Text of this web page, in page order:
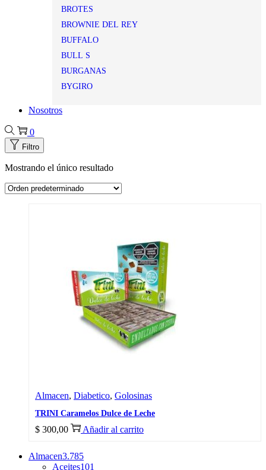
BROTES
BROWNIE DEL REY
BUFFALO
BULL S
BURGANAS
BYGIRO
Nosotros
0
Filtro
Mostrando el único resultado
Almacen, Diabetico, Golosinas
TRINI Caramelos Dulce de Leche
$ 300,00 Añadir al carrito
Almacen3.785
Aceites101